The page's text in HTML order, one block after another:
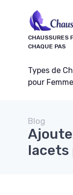
CHAUSSURES
CHAQUE PAS
Types de
pour
Blog
lacets